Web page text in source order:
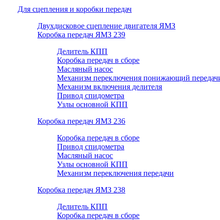
Для сцепления и коробки передач
Двухдисковое сцепление двигателя ЯМЗ
Коробка передач ЯМЗ 239
Делитель КПП
Коробка передач в сборе
Масляный насос
Механизм переключения понижающий
Механизм включения делителя
Привод спидометра
Узлы основной КПП
Коробка передач ЯМЗ 236
Коробка передач в сборе
Привод спидометра
Масляный насос
Узлы основной КПП
Механизм переключения передачи
Коробка передач ЯМЗ 238
Делитель КПП
Коробка передач в сборе